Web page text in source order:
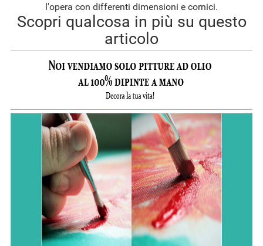
l'opera con differenti dimensioni e cornici.
Scopri qualcosa in più su questo
articolo